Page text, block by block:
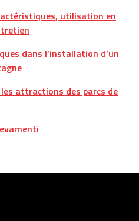
utilisation en
dans l’installation d’un
attractions des parcs de